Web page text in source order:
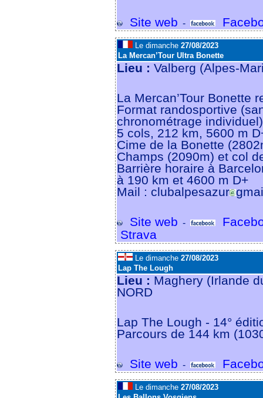
Site web -
Le dimanche 27/08/2023
La Mercan’Tour Ultra Bonette
Lieu : Valberg (Alpes-
La Mercan’Tour Bonette
Format randosportive
chronométrage individuel)
5 cols, 212 km, 5600 m
Cime de la Bonette
Champs (2090m) et col
Barrière horaire à
à 190 km et 4600 m D+
Mail : clubalpesazur
Site web -
Strava
Le dimanche 27/08/2023
Lap The Lough
Lieu : Maghery (Irlande
NORD
Lap The Lough - 14°
Parcours de 144 km
Site web -
Le dimanche 27/08/2023